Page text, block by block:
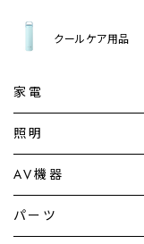
クールケア用品
家電
加湿器・空気清浄機
暖房機
照明
シーリングライト
AV機器
テレビ
パーツ